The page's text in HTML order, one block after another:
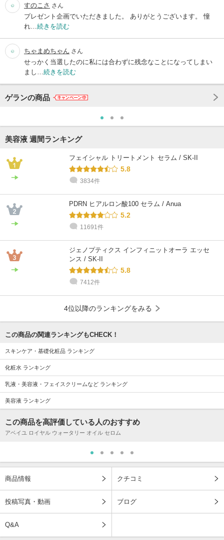
すのこさ さん
プレゼント企画でいただきました。 ありがとうございます。 憧
れ… 続きを読む
ちゃまめちゃん さん
せっかく当選したのに私には合わずに残念なことになってしまい
まし… 続きを読む
ゲランの商品
美容液 週間ランキング
フェイシャル トリートメント セラム / SK-II
5.8
3834件
PDRN ヒアルロン酸100 セラム / Anua
5.2
11691件
ジェノプティクス インフィニットオーラ エッセ
ンス / SK-II
5.8
7412件
4位以降のランキングをみる
この商品の関連ランキングもCHECK！
スキンケア・基礎化粧品 ランキング
化粧水 ランキング
乳液・美容液・フェイスクリームなど ランキング
美容液 ランキング
この商品を高評価している人のおすすめ
アベイユ ロイヤル ウォータリー オイル セロム
商品情報 クチコミ
投稿写真・動画 ブログ
Q&A